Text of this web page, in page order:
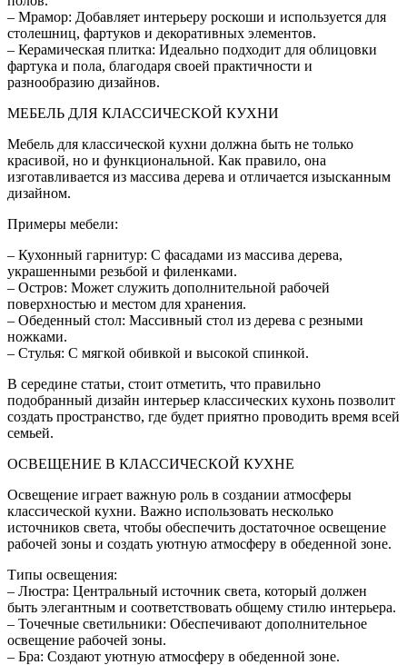
– Мрамор: Добавляет интерьеру роскоши и используется для
столешниц, фартуков и декоративных элементов.
– Керамическая плитка: Идеально подходит для облицовки
фартука и пола, благодаря своей практичности и
разнообразию дизайнов.
МЕБЕЛЬ ДЛЯ КЛАССИЧЕСКОЙ КУХНИ
Мебель для классической кухни должна быть не только
красивой, но и функциональной. Как правило, она
изготавливается из массива дерева и отличается изысканным
дизайном.
Примеры мебели:
– Кухонный гарнитур: С фасадами из массива дерева,
украшенными резьбой и филенками.
– Остров: Может служить дополнительной рабочей
поверхностью и местом для хранения.
– Обеденный стол: Массивный стол из дерева с резными
ножками.
– Стулья: С мягкой обивкой и высокой спинкой.
В середине статьи, стоит отметить, что правильно
подобранный дизайн интерьер классических кухонь позволит
создать пространство, где будет приятно проводить время всей
семьей.
ОСВЕЩЕНИЕ В КЛАССИЧЕСКОЙ КУХНЕ
Освещение играет важную роль в создании атмосферы
классической кухни. Важно использовать несколько
источников света, чтобы обеспечить достаточное освещение
рабочей зоны и создать уютную атмосферу в обеденной зоне.
Типы освещения:
– Люстра: Центральный источник света, который должен
быть элегантным и соответствовать общему стилю интерьера.
– Точечные светильники: Обеспечивают дополнительное
освещение рабочей зоны.
– Бра: Создают уютную атмосферу в обеденной зоне.